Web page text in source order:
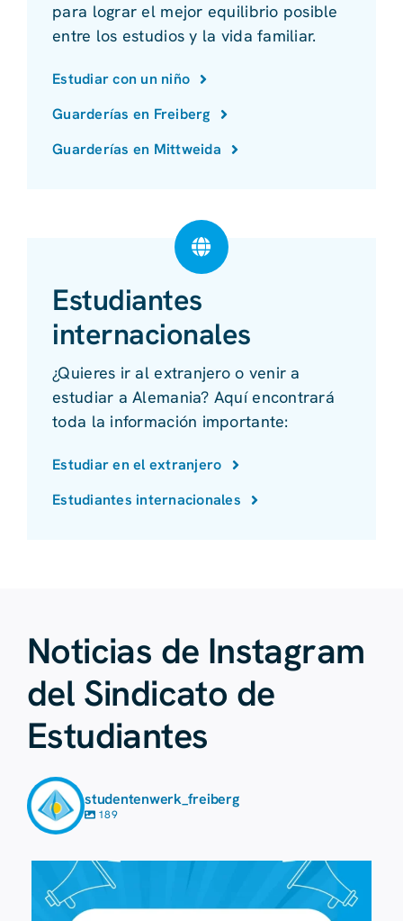
para lograr el mejor equilibrio posible
entre los estudios y la vida familiar.
Estudiar con un niño
Guarderías en Freiberg
Guarderías en Mittweida
Estudiantes
internacionales
¿Quieres ir al extranjero o venir a
estudiar a Alemania? Aquí encontrará
toda la información importante:
Estudiar en el extranjero
Estudiantes internacionales
Noticias de Instagram
del Sindicato de
Estudiantes
studentenwerk_freiberg
189